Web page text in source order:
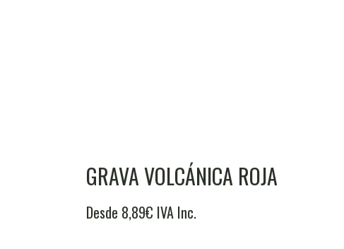
GRAVA VOLCÁNICA ROJA
Desde 8,89€ IVA Inc.